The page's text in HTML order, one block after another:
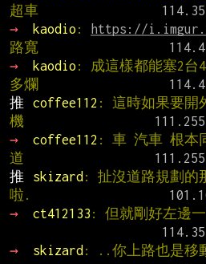
超車
→
kaodio : https://
路寬
→
kaodio : 成這樣都能塞2台
多爛
推
coffee112 : 這時如果要開
機
→
coffee112 : 車 汽車 根本
道
推
skizard : 扯沒道路規劃的
啦.
→
ct412133 : 但就剛好左邊
→
skizard : ..你上路也是移